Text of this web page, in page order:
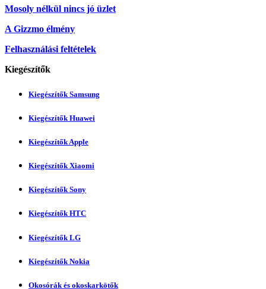
Mosoly nélkül nincs jó üzlet
A Gizzmo élmény
Felhasználási feltételek
Kiegészítők
Kiegészítők Samsung
Kiegészítők Huawei
Kiegészítők Apple
Kiegészítők Xiaomi
Kiegészítők Sony
Kiegészítők HTC
Kiegészítők LG
Kiegészítők Nokia
Okosórák és okoskarkötők